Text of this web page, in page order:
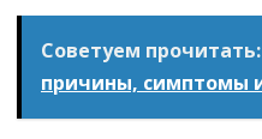
Советуем прочитать:
причины, симптомы